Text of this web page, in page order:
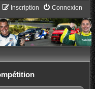
Connexion
Inscription